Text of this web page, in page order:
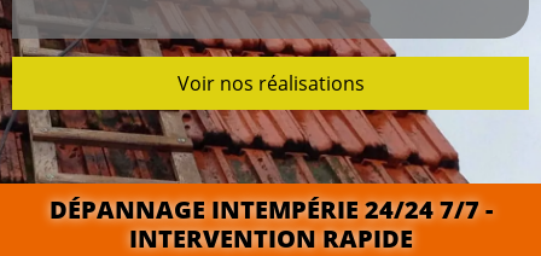
Voir nos réalisations
DÉPANNAGE INTEMPÉRIE 24/24 7/7 -
INTERVENTION RAPIDE